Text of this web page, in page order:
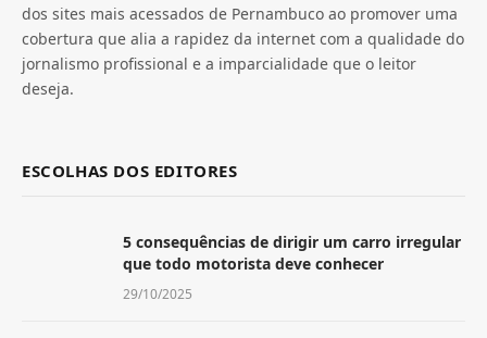
dos sites mais acessados de Pernambuco ao promover uma
cobertura que alia a rapidez da internet com a qualidade do
jornalismo profissional e a imparcialidade que o leitor
deseja.
ESCOLHAS DOS EDITORES
5 consequências de dirigir um carro irregular
que todo motorista deve conhecer
29/10/2025